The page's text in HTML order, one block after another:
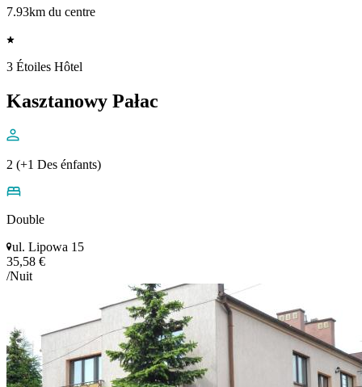
7.93km du centre
3 Étoiles Hôtel
Kasztanowy Pałac
2 (+1 Des énfants)
Double
ul. Lipowa 15
35,58 €
/Nuit